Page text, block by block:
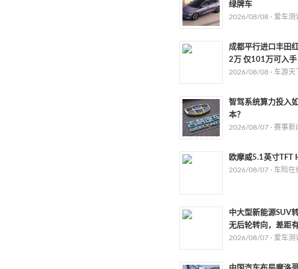
绿牌车
2026/08/08 · 爱车测
成都平行进口丰田
2万 仅101万可入手
2026/08/08 · 车游天
智驾系统算力投入
本？
2026/08/07 · 赛事新
欧摩威5.1英寸TFT
2026/08/07 · 车险在
中大型新能源SUV
无后轮转向，差距
2026/08/07 · 爱车测